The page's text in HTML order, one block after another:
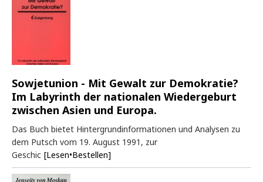
Sowjetunion - Mit Gewalt zur Demokratie?
Im Labyrinth der nationalen Wiedergeburt
zwischen Asien und Europa.
Das Buch bietet Hintergrundinformationen und Analysen zu
dem Putsch vom 19. August 1991, zur
Geschic [Lesen•Bestellen]